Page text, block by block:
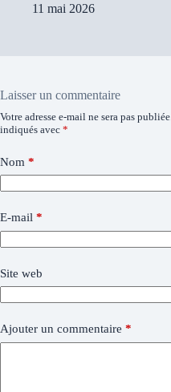
11 mai 2026
Laisser un commentaire
Votre adresse e-mail ne sera pas publiée.
indiqués avec *
Nom *
E-mail *
Site web
Ajouter un commentaire *